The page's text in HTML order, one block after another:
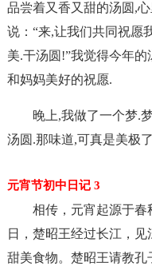
品尝着又香又甜的汤圆,
说：“来,让我们共同祝愿
美.干汤圆!”我觉得今年
和妈妈美好的祝愿.
晚上,我做了一个梦.
汤圆.那味道,可真是美
元宵节初中日记 3
相传，元宵起源于春
日，楚昭王经过长江，
甜美食物。楚昭王请教孔